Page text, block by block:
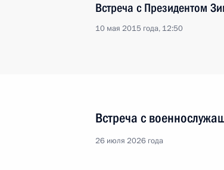
Встреча с Президентом
10 мая 2015 года, 12:50
Встреча с
26 июля 2026 года